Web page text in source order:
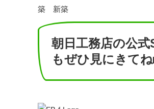
朝日工務店の公式
もぜひ見にきて